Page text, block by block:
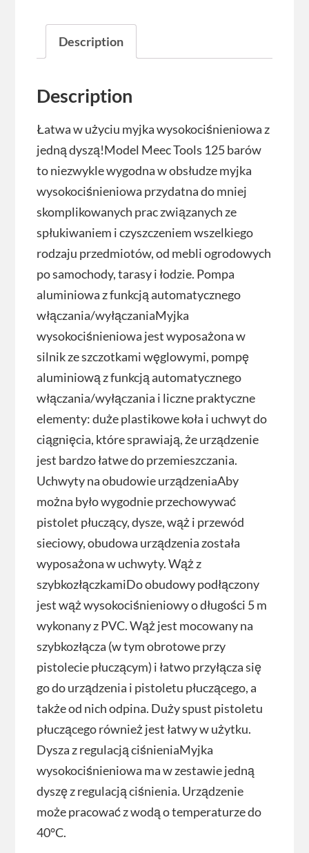
Description
Description
Łatwa w użyciu myjka wysokociśnieniowa z
jedną dyszą!Model Meec Tools 125 barów
to niezwykle wygodna w obsłudze myjka
wysokociśnieniowa przydatna do mniej
skomplikowanych prac związanych ze
spłukiwaniem i czyszczeniem wszelkiego
rodzaju przedmiotów, od mebli ogrodowych
po samochody, tarasy i łodzie. Pompa
aluminiowa z funkcją automatycznego
włączania/wyłączaniaMyjka
wysokociśnieniowa jest wyposażona w
silnik ze szczotkami węglowymi, pompę
aluminiową z funkcją automatycznego
włączania/wyłączania i liczne praktyczne
elementy: duże plastikowe koła i uchwyt do
ciągnięcia, które sprawiają, że urządzenie
jest bardzo łatwe do przemieszczania.
Uchwyty na obudowie urządzeniaAby
można było wygodnie przechowywać
pistolet płuczący, dysze, wąż i przewód
sieciowy, obudowa urządzenia została
wyposażona w uchwyty. Wąż z
szybkozłączkamiDo obudowy podłączony
jest wąż wysokociśnieniowy o długości 5 m
wykonany z PVC. Wąż jest mocowany na
szybkozłącza (w tym obrotowe przy
pistolecie płuczącym) i łatwo przyłącza się
go do urządzenia i pistoletu płuczącego, a
także od nich odpina. Duży spust pistoletu
płuczącego również jest łatwy w użytku.
Dysza z regulacją ciśnieniaMyjka
wysokociśnieniowa ma w zestawie jedną
dyszę z regulacją ciśnienia. Urządzenie
może pracować z wodą o temperaturze do
40°C.